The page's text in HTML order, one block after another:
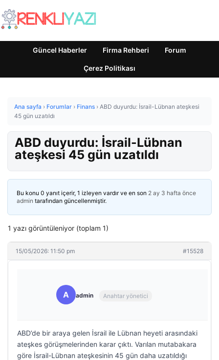
Güncel Haberler Firma Rehberi Forum
Çerez Politikası
Ana sayfa › Forumlar › Finans › ABD duyurdu: İsrail-Lübnan ateşkesi
45 gün uzatıldı
ABD duyurdu: İsrail-Lübnan
ateşkesi 45 gün uzatıldı
Bu konu 0 yanıt içerir, 1 izleyen vardır ve en son 2 ay 3 hafta önce
admin tarafından güncellenmiştir.
1 yazı görüntüleniyor (toplam 1)
15/05/2026: 11:50 pm #15528
A admin Anahtar yönetici
ABD’de bir araya gelen İsrail ile Lübnan heyeti arasındaki
ateşkes görüşmelerinden karar çıktı. Varılan mutabakara
göre İsrail-Lübnan ateşkesinin 45 gün daha uzatıldığı